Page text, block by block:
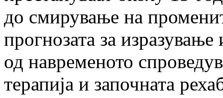
до смирување на
прогнозата за
од навременото
терапија и започната